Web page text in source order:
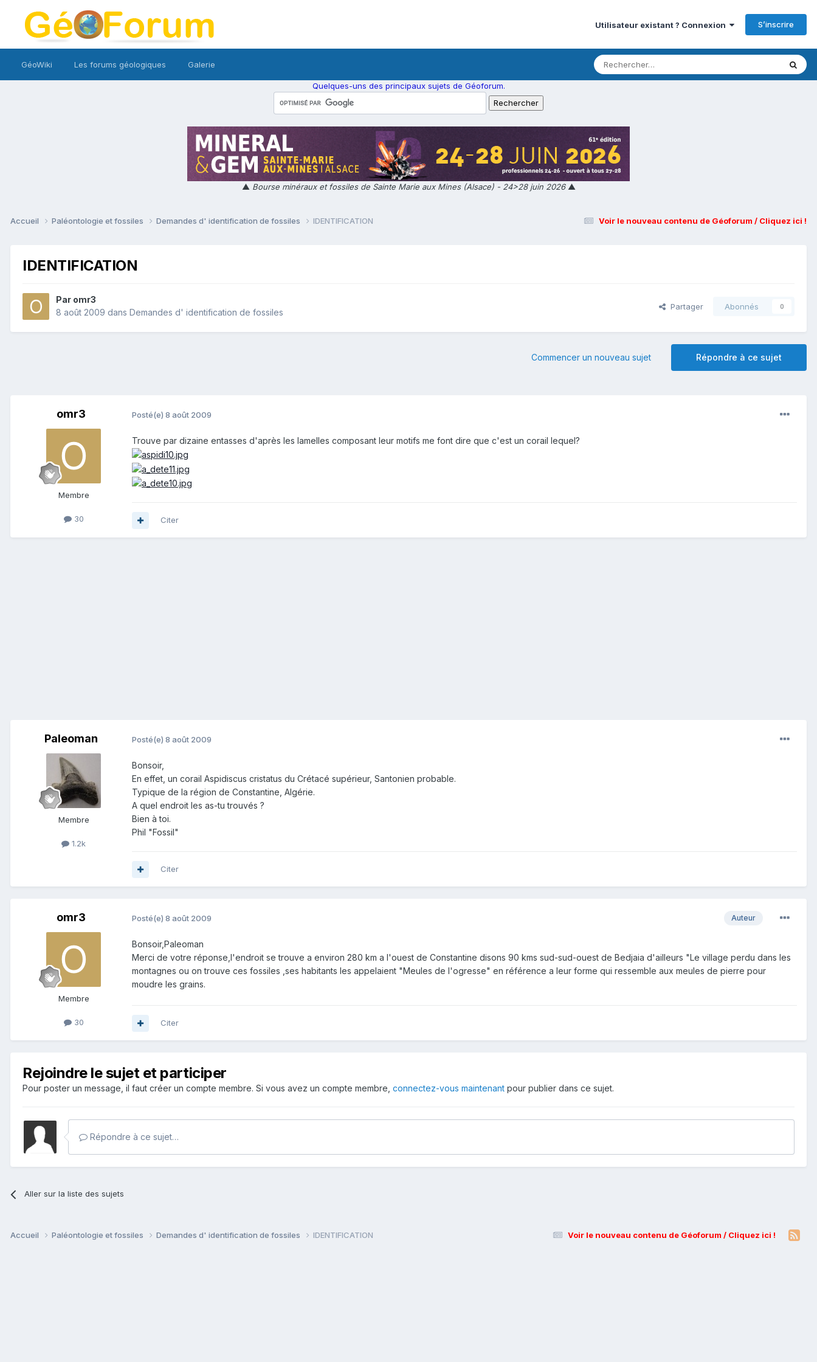
Utilisateur existant ? Connexion S’inscrire
GéoWiki Les forums géologiques Galerie
Quelques-uns des principaux sujets de Géoforum.
▲ Bourse minéraux et fossiles de Sainte Marie aux Mines (Alsace) - 24>28 juin 2026▲
Voir le nouveau contenu de Géoforum / Cliquez ici !
Accueil Paléontologie et fossiles Demandes d' identification de fossiles IDENTIFICATION
IDENTIFICATION
Par omr3
8 août 2009 dans Demandes d' identification de fossiles
Partager Abonnés 0
Répondre à ce sujet
Commencer un nouveau sujet
omr3
Membre
30
Posté(e) 8 août 2009
Trouve par dizaine entasses d'après les lamelles composant leur motifs me font dire que c'est un corail lequel?
Citer
Paleoman
Membre
1.2k
Posté(e) 8 août 2009
Bonsoir,
En effet, un corail Aspidiscus cristatus du Crétacé supérieur, Santonien probable.
Typique de la région de Constantine, Algérie.
A quel endroit les as-tu trouvés ?
Bien à toi.
Phil "Fossil"
Citer
omr3
Membre
30
Auteur
Posté(e) 8 août 2009
Bonsoir,Paleoman
Merci de votre réponse,l'endroit se trouve a environ 280 km a l'ouest de Constantine disons 90 kms sud-sud-ouest de Bedjaia d'ailleurs "Le village perdu dans les
montagnes ou on trouve ces fossiles ,ses habitants les appelaient "Meules de l'ogresse" en référence a leur forme qui ressemble aux meules de pierre pour
moudre les grains.
Citer
Rejoindre le sujet et participer
Pour poster un message, il faut créer un compte membre. Si vous avez un compte membre, connectez-vous maintenant pour publier dans ce sujet.
Répondre à ce sujet…
Aller sur la liste des sujets
Voir le nouveau contenu de Géoforum / Cliquez ici !
Accueil Paléontologie et fossiles Demandes d' identification de fossiles IDENTIFICATION